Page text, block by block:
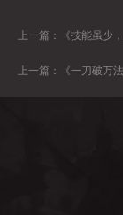
上一篇： 《技能虽少
上一篇： 《一刀破万